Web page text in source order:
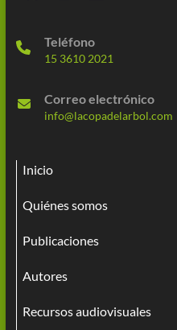
Teléfono
15 3610 2021
Correo electrónico
info@lacopadelarbol.com
Inicio
Quiénes somos
Publicaciones
Autores
Recursos audiovisuales